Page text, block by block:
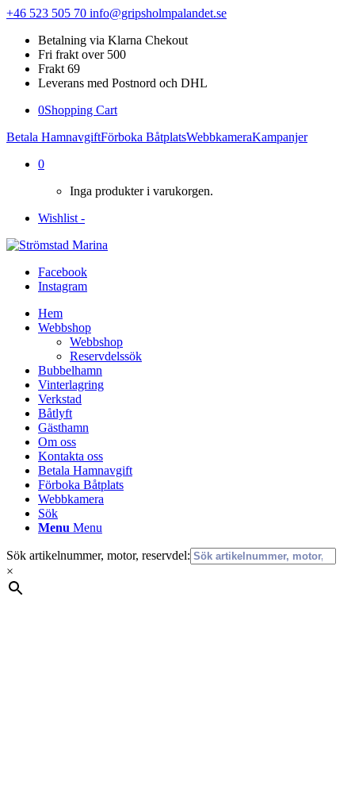
+46 523 505 70 info@gripsholmpalandet.se
Betalning via Klarna Chekout
Fri frakt over 500
Frakt 69
Leverans med Postnord och DHL
0Shopping Cart
Betala HamnavgiftFörboka BåtplatsWebbkameraKampanjer
0
Inga produkter i varukorgen.
Wishlist -
Facebook
Instagram
Hem
Webbshop
Webbshop
Reservdelssök
Bubbelhamn
Vinterlagring
Verkstad
Båtlyft
Gästhamn
Om oss
Kontakta oss
Betala Hamnavgift
Förboka Båtplats
Webbkamera
Sök
Menu Menu
Sök artikelnummer, motor, reservdel:
×